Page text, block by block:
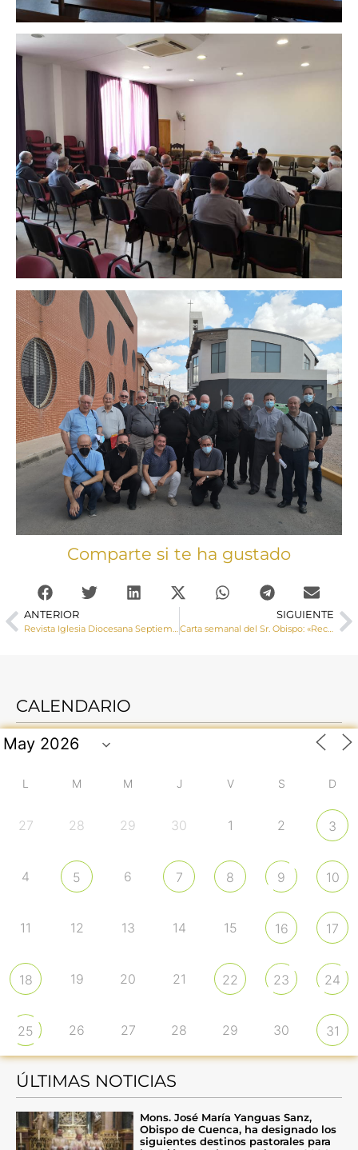
Comparte si te ha gustado
ANTERIOR
Revista Iglesia Diocesana Septiembre 2021
SIGUIENTE
Carta semanal del Sr. Obispo: «Recomenzamos»
CALENDARIO
L M M J V S D
27 28 29 30 1 2 3
4 5 6 7 8 9 10
11 12 13 14 15 16 17
18 19 20 21 22 23 24
25 26 27 28 29 30 31
ÚLTIMAS NOTICIAS
Mons. José María Yanguas Sanz,
Obispo de Cuenca, ha designado los
siguientes destinos pastorales para